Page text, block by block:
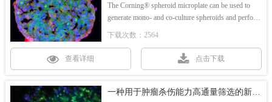
The Corning® spheroid microplate can be used to
generate mono- and co-culture spheroids and perform
format.
下载次数：2564
查看详细 点击下载
一种用于肿瘤杀伤能力高通量筛选的新型3D免疫肿瘤模型（中文）